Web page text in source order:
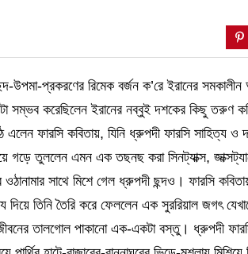
উপমা-প্রকরণের রিমেক বর্জন ক’রে ইরানের সমকালীন
সম্ভব করেছিলেন ইরানের নব্বুই দশকের কিছু তরুণ
ফারসি কবিতায়, যিনি ধ্রুপদী ফারসি সাহিত্য ও
গড়ে তুললেন এমন এক তছনছ করা সিনট্যাক্স,
ওঠানামার সাথে মিশে গেল ধ্রুপদী ছন্দও। ফারসি
তিনি তৈরি করে ফেললেন এক সুররিয়াল জগৎ যেখানে
তালগোল পাকানো এক-একটা বস্তু। ধ্রুপদী